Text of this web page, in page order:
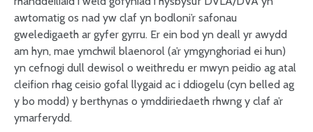
awtomatig os nad yw claf yn bodloni’r safonau
gweledigaeth ar gyfer gyrru. Er ein bod yn deall yr awydd
am hyn, mae ymchwil blaenorol (a’r ymgynghoriad ei hun)
yn cefnogi dull dewisol o weithredu er mwyn peidio ag atal
cleifion rhag ceisio gofal llygaid ac i ddiogelu (cyn belled ag
y bo modd) y berthynas o ymddiriedaeth rhwng y claf a’r
ymarferydd.